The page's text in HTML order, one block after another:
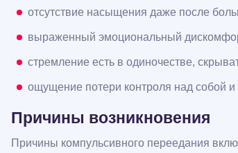
отсутствие насыщения даже после
выраженный эмоциональный
стремление есть в одиночестве,
ощущение потери контроля над собой
Причины возникновения
Причины компульсивного переедания